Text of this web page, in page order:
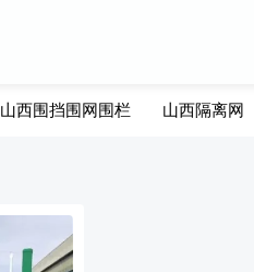
山西围挡围网围栏 山西隔离网